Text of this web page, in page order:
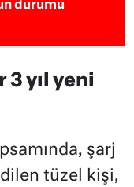
durumu
3 yıl yeni
şarj
tüzel kişi,